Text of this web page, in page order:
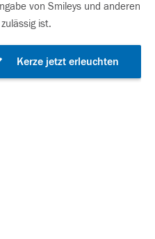
von Smileys und anderen
ist.
Kerze jetzt erleuchten